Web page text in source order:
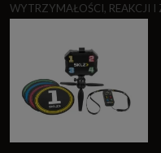
WYTRZYMAŁOŚCI, REAKCJI I